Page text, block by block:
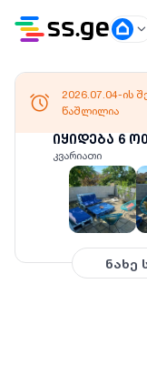
იყიდება 6
კვარიათი
2026.07.04-ის
წაშლილია
ნახე